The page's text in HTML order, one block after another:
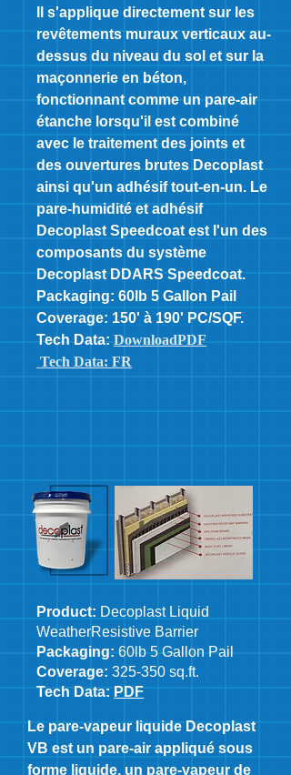
Il s'applique directement sur les
revêtements muraux verticaux au-
dessus du niveau du sol et sur la
maçonnerie en béton,
fonctionnant comme un pare-air
étanche lorsqu'il est combiné
avec le traitement des joints et
des ouvertures brutes Decoplast
ainsi qu'un adhésif tout-en-un. Le
pare-humidité et adhésif
Decoplast Speedcoat est l'un des
composants du système
Decoplast DDARS Speedcoat.
Packaging: 60lb 5 Gallon Pail
Coverage: 150' à 190' PC/SQF.
Tech Data: DownloadPDF
Tech Data: FR
Le pare-vapeur liquide Decoplast
VB est un pare-air appliqué sous
forme liquide, un pare-vapeur de
Product: Decoplast Liquid
WeatherResistive Barrier
Packaging: 60lb 5 Gallon Pail
Coverage: 325-350 sq.ft.
Tech Data: PDF